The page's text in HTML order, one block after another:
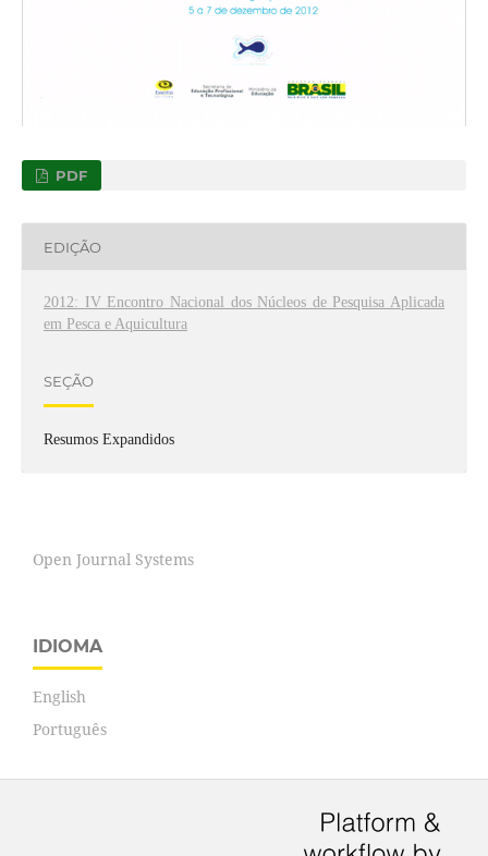
PDF
EDIÇÃO
2012: IV Encontro Nacional dos Núcleos de Pesquisa Aplicada
em Pesca e Aquicultura
SEÇÃO
Resumos Expandidos
Open Journal Systems
IDIOMA
English
Português